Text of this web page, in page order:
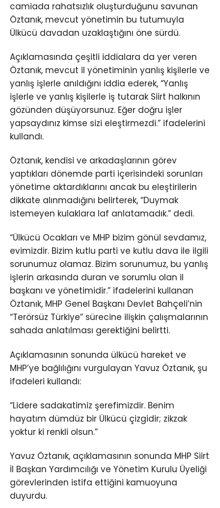
camiada rahatsızlık oluşturduğunu savunan
Öztanık, mevcut yönetimin bu tutumuyla
Ülkücü davadan uzaklaştığını öne sürdü.
Açıklamasında çeşitli iddialara da yer veren
Öztanık, mevcut il yönetiminin yanlış kişilerle ve
yanlış işlerle anıldığını iddia ederek, “Yanlış
işlerle ve yanlış kişilerle iş tutarak Siirt halkının
gözünden düşüyorsunuz. Eğer doğru işler
yapsaydınız kimse sizi eleştirmezdi.” ifadelerini
kullandı.
Öztanık, kendisi ve arkadaşlarının görev
yaptıkları dönemde parti içerisindeki sorunları
yönetime aktardıklarını ancak bu eleştirilerin
dikkate alınmadığını belirterek, “Duymak
istemeyen kulaklara laf anlatamadık.” dedi.
“Ülkücü Ocakları ve MHP bizim gönül sevdamız,
evimizdir. Bizim kutlu parti ve kutlu dava ile ilgili
sorunumuz olamaz. Bizim sorunumuz, bu yanlış
işlerin arkasında duran ve sorumlu olan il
başkanı ve yönetimidir.” ifadelerini kullanan
Öztanık, MHP Genel Başkanı Devlet Bahçeli’nin
“Terörsüz Türkiye” sürecine ilişkin çalışmalarının
sahada anlatılması gerektiğini belirtti.
Açıklamasının sonunda ülkücü hareket ve
MHP’ye bağlılığını vurgulayan Yavuz Öztanık, şu
ifadeleri kullandı:
“Lidere sadakatimiz şerefimizdir. Benim
hayatım dümdüz bir Ülkücü çizgidir; zikzak
yoktur ki renkli olsun.”
Yavuz Öztanık, açıklamasının sonunda MHP Siirt
İl Başkan Yardımcılığı ve Yönetim Kurulu Üyeliği
görevlerinden istifa ettiğini kamuoyuna
duyurdu.